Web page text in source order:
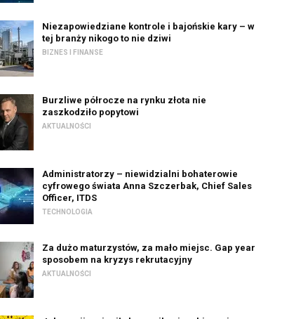
Niezapowiedziane kontrole i bajońskie kary – w
tej branży nikogo to nie dziwi
BIZNES I FINANSE
Burzliwe półrocze na rynku złota nie
zaszkodziło popytowi
AKTUALNOŚCI
Administratorzy – niewidzialni bohaterowie
cyfrowego świata Anna Szczerbak, Chief Sales
Officer, ITDS
TECHNOLOGIA
Za dużo maturzystów, za mało miejsc. Gap year
sposobem na kryzys rekrutacyjny
AKTUALNOŚCI